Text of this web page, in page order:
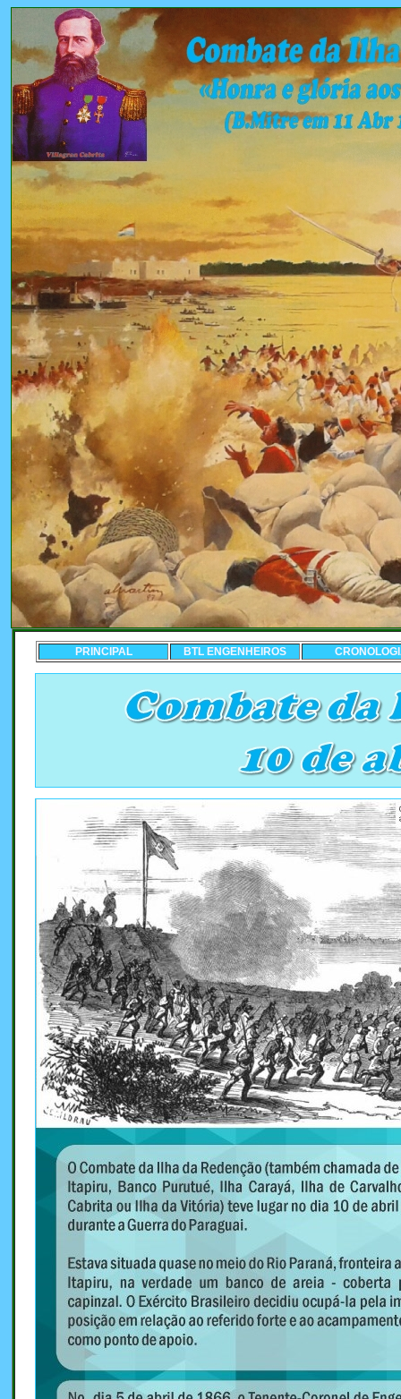
PRINCIPAL BTL ENGENHEIROS